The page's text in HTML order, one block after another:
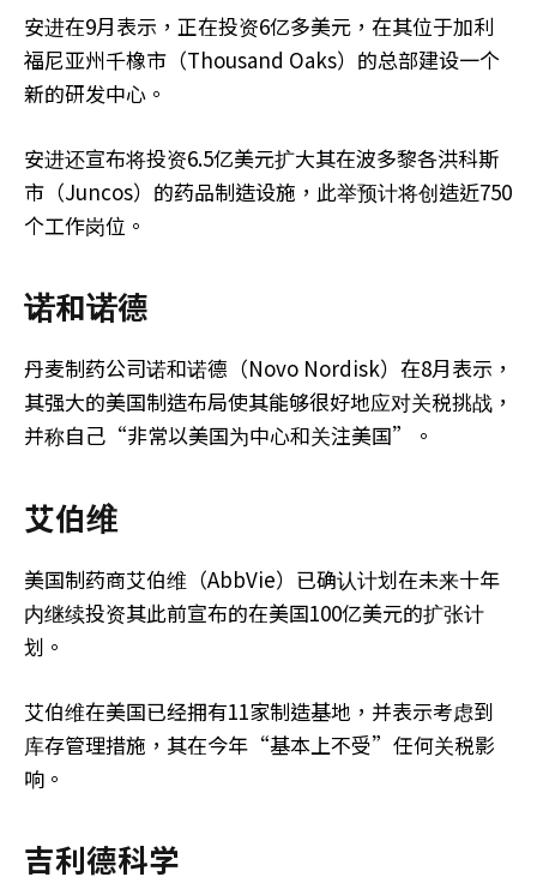
安进在9月表示，正在投资6亿多美元，在其位于加利
福尼亚州千橡市（Thousand Oaks）的总部建设一个
新的研发中心。
安进还宣布将投资6.5亿美元扩大其在波多黎各洪科斯
市（Juncos）的药品制造设施，此举预计将创造近750
个工作岗位。
诺和诺德
丹麦制药公司诺和诺德（Novo Nordisk）在8月表示，
其强大的美国制造布局使其能够很好地应对关税挑战，
并称自己“非常以美国为中心和关注美国”。
艾伯维
美国制药商艾伯维（AbbVie）已确认计划在未来十年
内继续投资其此前宣布的在美国100亿美元的扩张计
划。
艾伯维在美国已经拥有11家制造基地，并表示考虑到
库存管理措施，其在今年“基本上不受”任何关税影
响。
吉利德科学